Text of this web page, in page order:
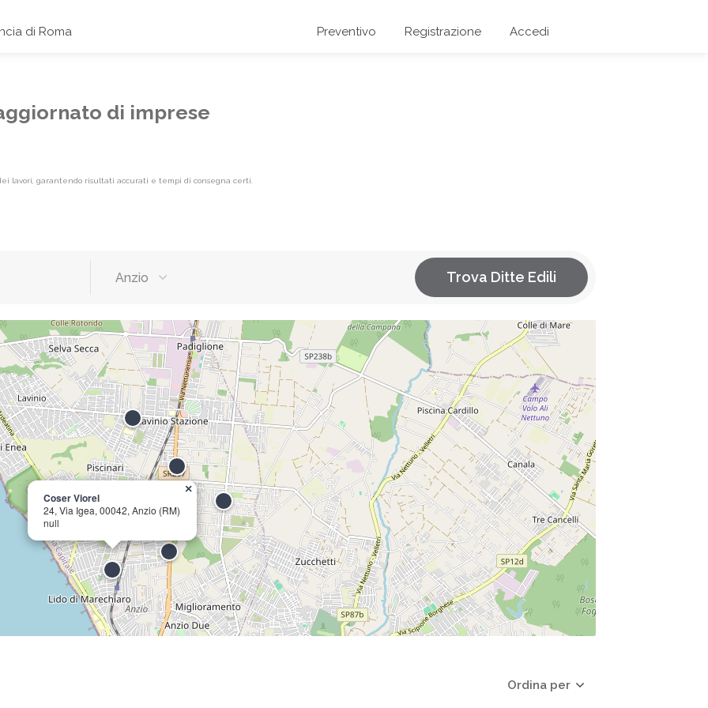
di Roma Preventivo Registrazione Accedi
di imprese
lavori, garantendo risultati accurati e tempi di consegna certi.
Anzio Trova Ditte Edili
Coser Viorel
24, Via Igea, 00042, Anzio (RM)
null
×
Ordina per